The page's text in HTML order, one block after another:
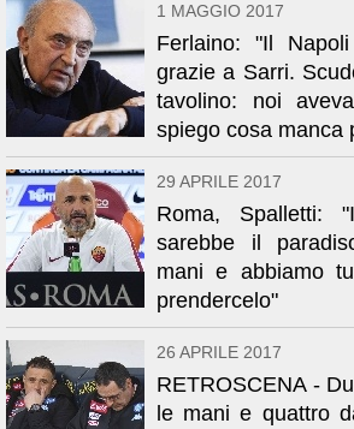
1 MAGGIO 2017
Ferlaino: "Il
grazie a Sarri.
tavolino: noi
spiego cosa manca
29 APRILE 2017
Roma, Spalletti:
sarebbe il
mani e abbiamo
prendercelo"
26 APRILE 2017
RETROSCENA -
le mani e quattro